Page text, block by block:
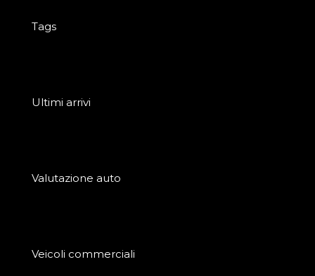
Tags
Ultimi arrivi
Valutazione auto
Veicoli commerciali